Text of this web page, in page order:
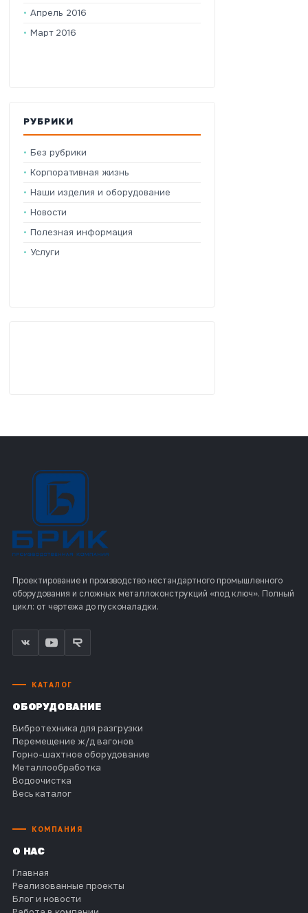
Апрель 2016
Март 2016
РУБРИКИ
Без рубрики
Корпоративная жизнь
Наши изделия и оборудование
Новости
Полезная информация
Услуги
Проектирование и производство нестандартного промышленного
оборудования и сложных металлоконструкций «под ключ». Полный
цикл: от чертежа до пусконаладки.
КАТАЛОГ
ОБОРУДОВАНИЕ
Вибротехника для разгрузки
Перемещение ж/д вагонов
Горно-шахтное оборудование
Металлообработка
Водоочистка
Весь каталог
КОМПАНИЯ
О НАС
Главная
Реализованные проекты
Блог и новости